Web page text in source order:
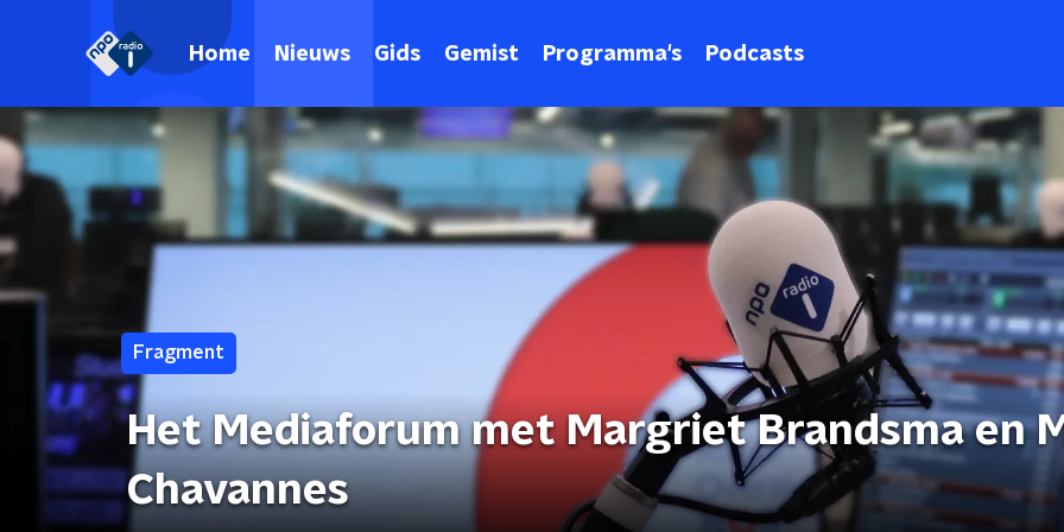
Home Nieuws Gids Gemist Programma's Podcasts
Fragment
Het Mediaforum met Margriet Brandsma en
Chavannes